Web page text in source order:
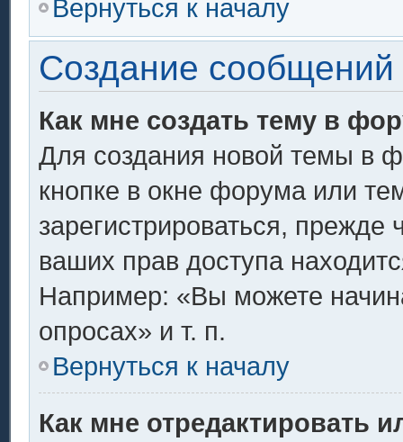
Вернуться к началу
Создание сообщений
Как мне создать тему в
Для создания новой темы в
кнопке в окне форума или
зарегистрироваться,
ваших прав доступа
Например: «Вы можете
опросах» и т. п.
Вернуться к началу
Как мне отредактировать